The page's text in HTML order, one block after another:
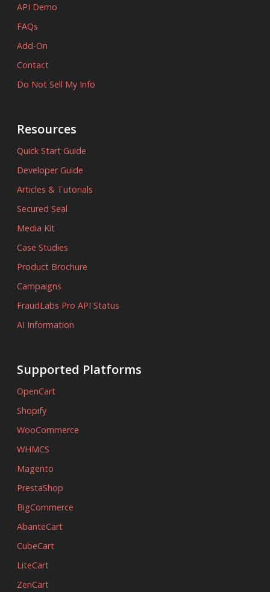
API Demo
FAQs
Add-On
Contact
Do Not Sell My Info
Resources
Quick Start Guide
Developer Guide
Articles & Tutorials
Secured Seal
Media Kit
Case Studies
Product Brochure
Campaigns
FraudLabs Pro API Status
AI Information
Supported Platforms
OpenCart
Shopify
WooCommerce
WHMCS
Magento
PrestaShop
BigCommerce
AbanteCart
CubeCart
LiteCart
ZenCart